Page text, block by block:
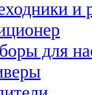
и
для